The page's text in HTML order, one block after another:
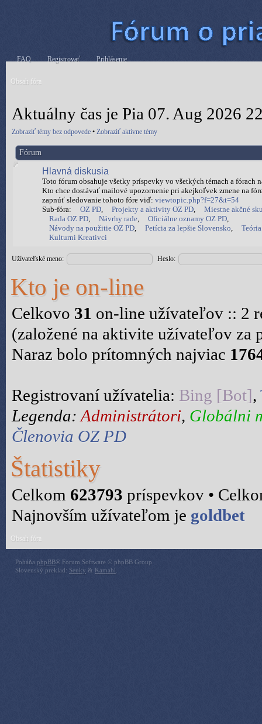
FAQ Registrovať Prihlásenie
Obsah fóra
Aktuálny čas je Pia 07. Aug 2026
Zobraziť témy bez odpovede • Zobraziť aktívne témy
Fórum
Hlavná diskusia
Toto fórum obsahuje všetky príspevky vo všetkých témach a fórach
Kto chce dostávať mailové upozornenie pri akejkoľvek zmene na
zapnúť sledovanie tohoto fóre viď: viewtopic.php?f=27&t=54
Sub-fóra:
OZ PD, Projekty a aktivity OZ PD,
Miestne akčné
Rada OZ PD, Návrhy rade, Oficiálne oznamy OZ PD,
Návody na použitie OZ PD, Petícia za lepšie Slovensko,
Kulturni Kreativci
Užívateľské meno: Heslo:
Kto je on-line
Celkovo 31 on-line užívateľov :: 2
(založené na aktivite užívateľov za
Naraz bolo prítomných najviac
Registrovaní užívatelia: Bing [Bot],
Legenda: Administrátori, Globálni
Členovia OZ PD
Štatistiky
Celkom 623793 príspevkov •
Najnovším užívateľom je goldbet
Obsah fóra
Poháňa phpBB® Forum Software © phpBB Group
Slovenský preklad: Senky & Kamahl